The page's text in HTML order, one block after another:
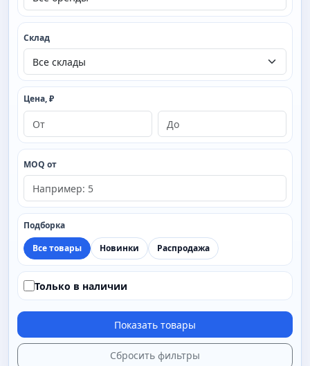
Склад
Цена, ₽
MOQ от
Подборка
Все товары
Новинки Распродажа
Только в наличии
Показать товары
Сбросить фильтры